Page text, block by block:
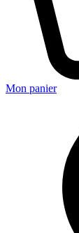
Mon panier